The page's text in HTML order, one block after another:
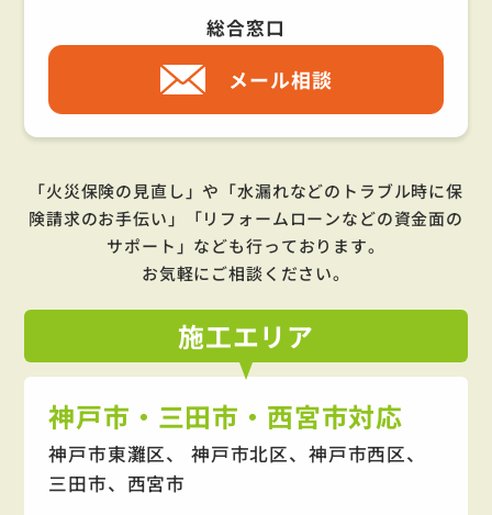
総合窓口
メール相談
「火災保険の見直し」や「水漏れなどのトラブル時に保
険請求のお手伝い」「リフォームローンなどの資金面の
サポート」 なども行っております。
お気軽にご相談ください。
施工エリア
神戸市・三田市・西宮市対応
神戸市東灘区、 神戸市北区、神戸市西区、
三田市、西宮市